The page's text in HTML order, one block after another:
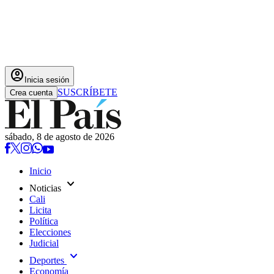
account_circle Inicia sesión
Crea cuenta SUSCRÍBETE
sábado, 8 de agosto de 2026
Inicio
Noticias expand_more
Cali
Licita
Política
Elecciones
Judicial
Deportes expand_more
Economía